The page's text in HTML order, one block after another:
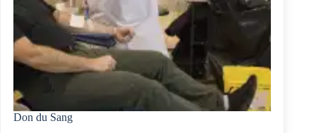
Don du Sang